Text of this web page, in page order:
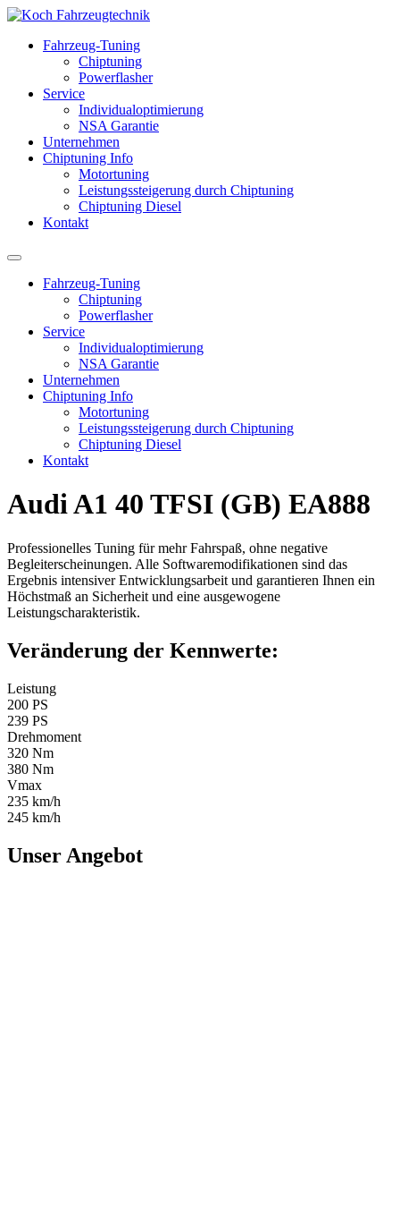
Fahrzeug-Tuning
Chiptuning
Powerflasher
Service
Individualoptimierung
NSA Garantie
Unternehmen
Chiptuning Info
Motortuning
Leistungssteigerung durch Chiptuning
Chiptuning Diesel
Kontakt
Fahrzeug-Tuning
Chiptuning
Powerflasher
Service
Individualoptimierung
NSA Garantie
Unternehmen
Chiptuning Info
Motortuning
Leistungssteigerung durch Chiptuning
Chiptuning Diesel
Kontakt
Audi A1 40 TFSI (GB) EA888
Professionelles Tuning für mehr Fahrspaß, ohne negative
Begleiterscheinungen. Alle Softwaremodifikationen sind das
Ergebnis intensiver Entwicklungsarbeit und garantieren Ihnen ein
Höchstmaß an Sicherheit und eine ausgewogene
Leistungscharakteristik.
Veränderung der Kennwerte:
Leistung
200 PS
239 PS
Drehmoment
320 Nm
380 Nm
Vmax
235 km/h
245 km/h
Unser Angebot